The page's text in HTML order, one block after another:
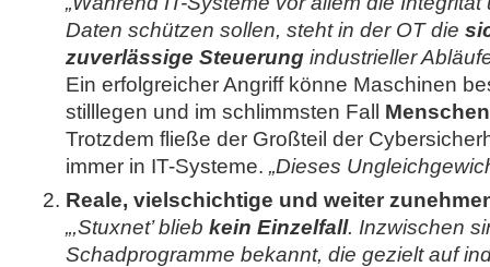
Daten schützen sollen, steht in der OT die
zuverlässige Steuerung industrieller
Ein erfolgreicher Angriff könne Maschinen
stilllegen und im schlimmsten Fall
Trotzdem fließe der Großteil der
immer in IT-Systeme. „Dieses
Reale, vielschichtige und weiter
„,Stuxnet’ blieb kein Einzelfall. Inzwischen
Schadprogramme bekannt, die gezielt auf